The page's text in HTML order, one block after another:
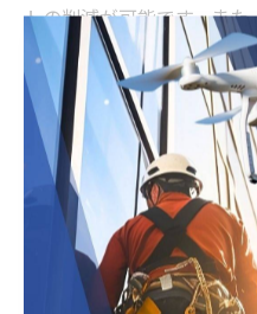
トの削減が可能です。ま
し、建物のリアルタイム
で、地震時の揺れを予測
とができます。これらの
高め、長期的に安全な居住
耐震性能を高める最新技
宮城県におけるビルメン